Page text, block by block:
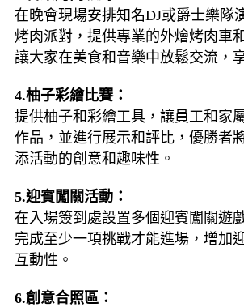
在晚會現場安排知名DJ或爵士樂隊
烤肉派對，提供專業的外燴烤肉車
讓大家在美食和音樂中放鬆交流，
4.柚子彩繪比賽：
提供柚子和彩繪工具，讓員工和家
作品，並進行展示和評比，優勝者
添活動的創意和趣味性。
5.迎賓闖關活動：
在入場簽到處設置多個迎賓闖關遊
完成至少一項挑戰才能進場，增加
互動性。
6.創意合照區：